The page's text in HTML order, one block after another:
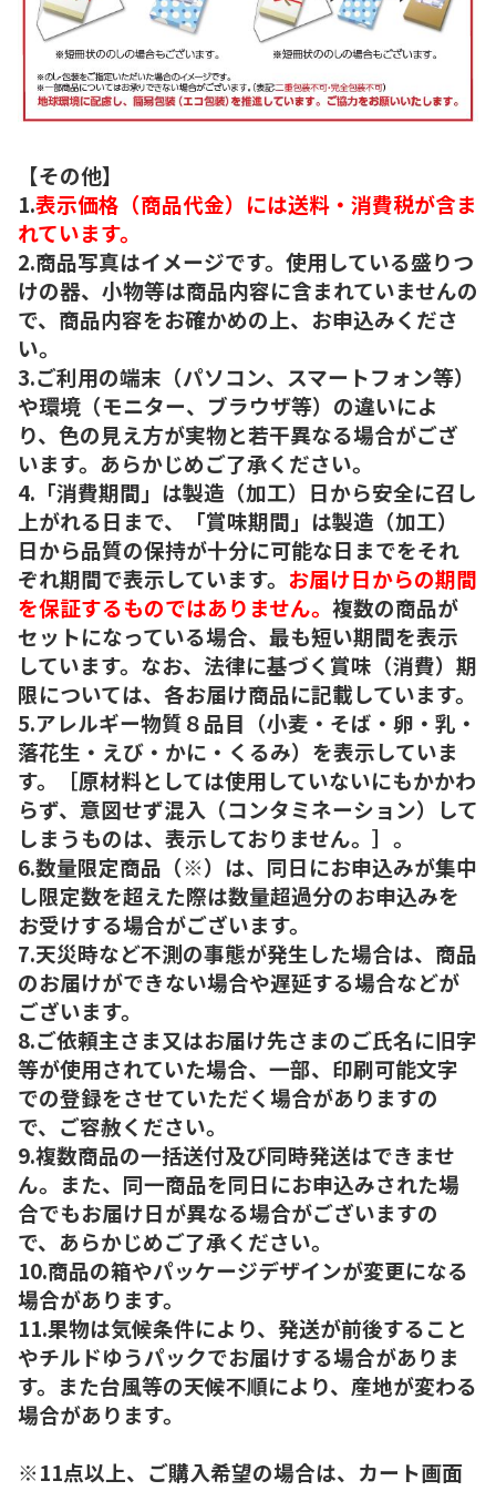
【その他】
1.表示価格（商品代金）には送料・消費税が含ま
れています。
2.商品写真はイメージです。使用している盛りつ
けの器、小物等は商品内容に含まれていませんの
で、商品内容をお確かめの上、お申込みくださ
い。
3.ご利用の端末（パソコン、スマートフォン等）
や環境（モニター、ブラウザ等）の違いによ
り、色の見え方が実物と若干異なる場合がござ
います。あらかじめご了承ください。
4.「消費期間」は製造（加工）日から安全に召し
上がれる日まで、「賞味期間」は製造（加工）
日から品質の保持が十分に可能な日までをそれ
ぞれ期間で表示しています。 お届け日からの期間
を保証するものではありません。 複数の商品が
セットになっている場合、最も短い期間を表示
しています。なお、法律に基づく賞味（消費）期
限については、各お届け商品に記載しています。
5.アレルギー物質８品目（小麦・そば・卵・乳・
落花生・えび・かに・くるみ）を表示していま
す。［原材料としては使用していないにもかかわ
らず、意図せず混入（コンタミネーション）して
しまうものは、表示しておりません。］。
6.数量限定商品（※）は、同日にお申込みが集中
し限定数を超えた際は数量超過分のお申込みを
お受けする場合がございます。
7.天災時など不測の事態が発生した場合は、商品
のお届けができない場合や遅延する場合などが
ございます。
8.ご依頼主さま又はお届け先さまのご氏名に旧字
等が使用されていた場合、一部、印刷可能文字
での登録をさせていただく場合がありますの
で、ご容赦ください。
9.複数商品の一括送付及び同時発送はできませ
ん。また、同一商品を同日にお申込みされた場
合でもお届け日が異なる場合がございますの
で、あらかじめご了承ください。
10.商品の箱やパッケージデザインが変更になる
場合があります。
11.果物は気候条件により、発送が前後すること
やチルドゆうパックでお届けする場合がありま
す。また台風等の天候不順により、産地が変わる
場合があります。
※11点以上、ご購入希望の場合は、カート画面